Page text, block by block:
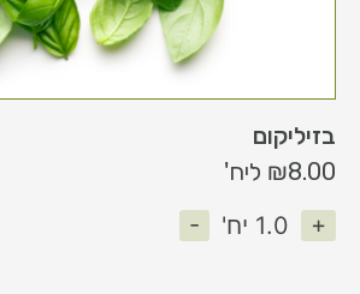
בזיליקום
₪8.00
ליח'
-
1.0 יח' +